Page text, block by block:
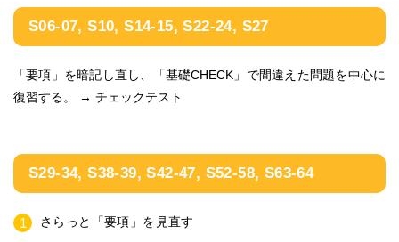
S06-07, S10, S14-15, S22-24, S27
「要項」を暗記し直し、「基礎CHECK」で間違えた問題を中心に
復習する。
→ チェックテスト
S29-34, S38-39, S42-47, S52-58, S63-64
さらっと「要項」を見直す